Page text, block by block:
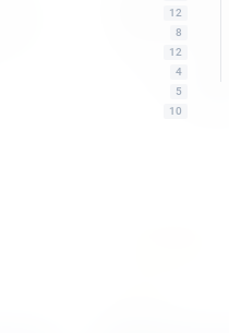
12
8
12
4
5
10